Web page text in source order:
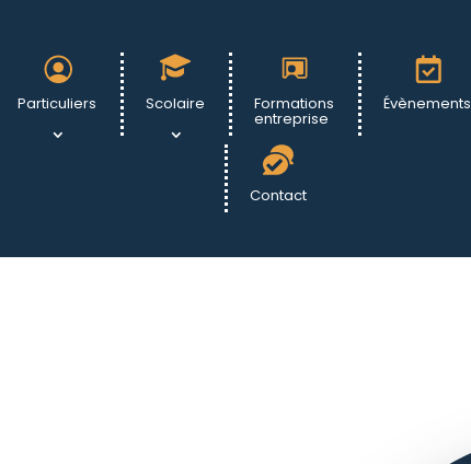
Particuliers Scolaire Formations
entreprise
Évènements
Contact